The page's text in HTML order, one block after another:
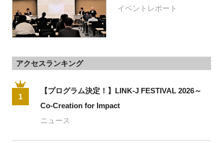
イベントレポート
アクセスランキング
1
【プログラム決定！】LINK-J FESTIVAL 2026～
Co-Creation for Impact
ニュース